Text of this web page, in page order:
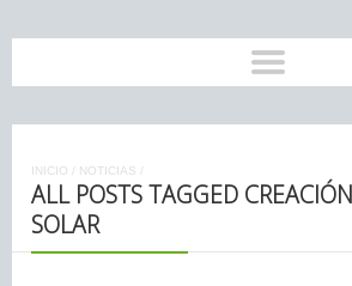
INICIO / NOTICIAS /
ALL POSTS TAGGED
SOLAR